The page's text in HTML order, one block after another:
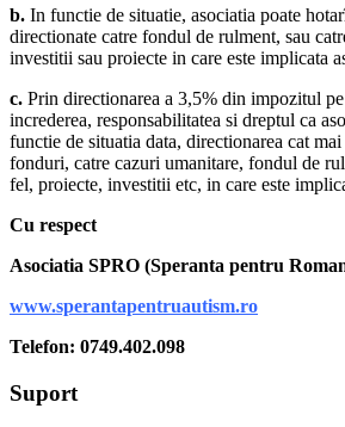
b. In functie de situatie, asociatia poate
directionate catre fondul de rulment, sau
investitii sau proiecte in care este implicata
c. Prin directionarea a 3,5% din impozitul
increderea, responsabilitatea si dreptul ca
functie de situatia data, directionarea cat
fonduri, catre cazuri umanitare, fondul de
fel, proiecte, investitii etc, in care este
Cu respect
Asociatia SPRO (Speranta pentru
www.sperantapentruautism.ro
Telefon: 0749.402.098
Suport